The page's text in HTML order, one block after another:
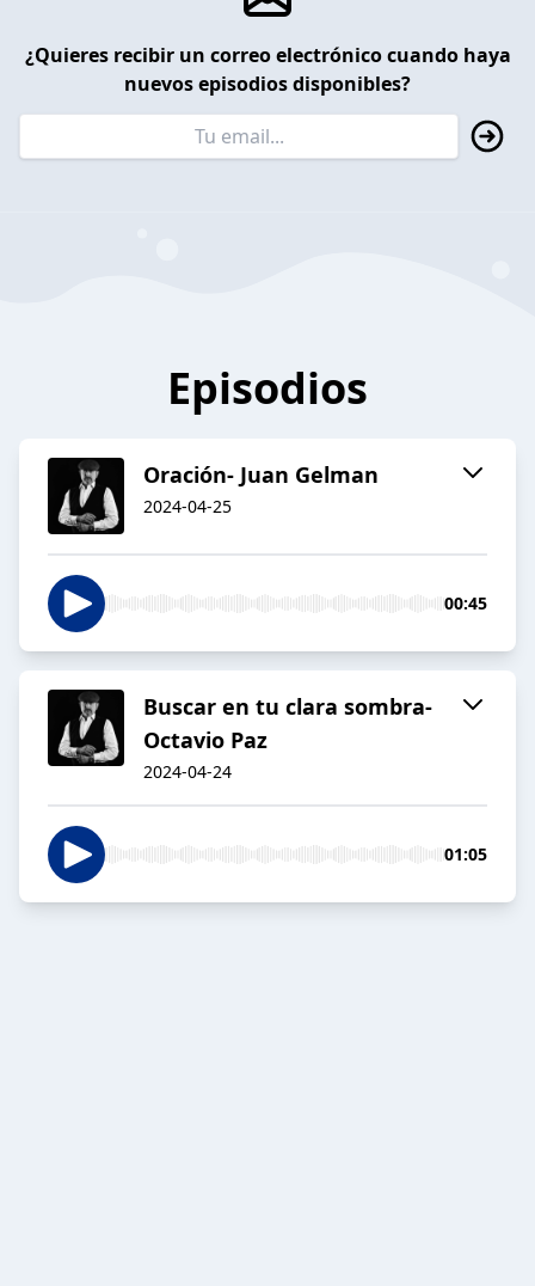
¿Quieres recibir un correo electrónico cuando haya
nuevos episodios disponibles?
Episodios
Oración- Juan Gelman
2024-04-25
00:45
Buscar en tu clara sombra-
Octavio Paz
2024-04-24
01:05